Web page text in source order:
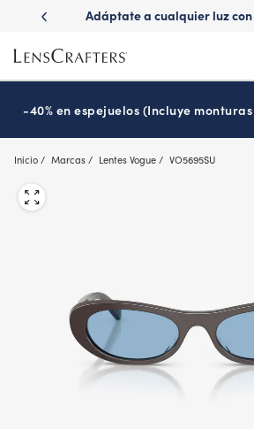
main
content
con
Adáptate a cualquier luz
-40% en espejuelos (Incluye
Inicio Marcas Lentes Vogue VO5695SU